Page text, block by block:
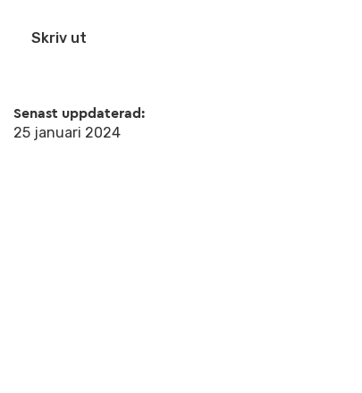
Skriv ut
Senast uppdaterad:
25 januari 2024